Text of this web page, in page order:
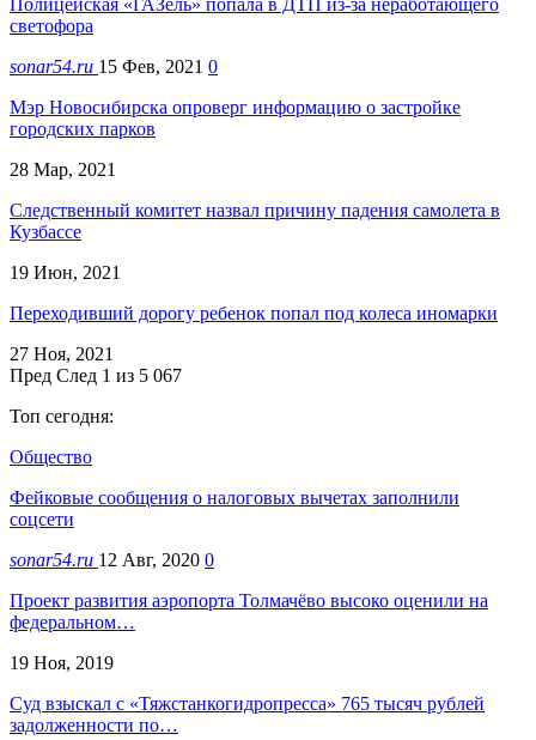
светофора
sonar54.ru 15 Фев, 2021 0
Мэр Новосибирска опроверг информацию о застройке
городских парков
28 Мар, 2021
Следственный комитет назвал причину падения самолета в
Кузбассе
19 Июн, 2021
Переходивший дорогу ребенок попал под колеса иномарки
27 Ноя, 2021
Пред След 1 из 5 067
Топ сегодня:
Общество
Фейковые сообщения о налоговых вычетах заполнили
соцсети
sonar54.ru 12 Авг, 2020 0
Проект развития аэропорта Толмачёво высоко оценили на
федеральном…
19 Ноя, 2019
Суд взыскал с «Тяжстанкогидропресса» 765 тысяч рублей
задолженности по…